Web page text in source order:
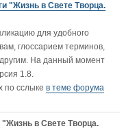
"Жизнь в Свете Творца.
для удобного
глоссарием терминов,
На данный момент
1.8.
по сслыке в теме форума
"Жизнь в Свете Творца.